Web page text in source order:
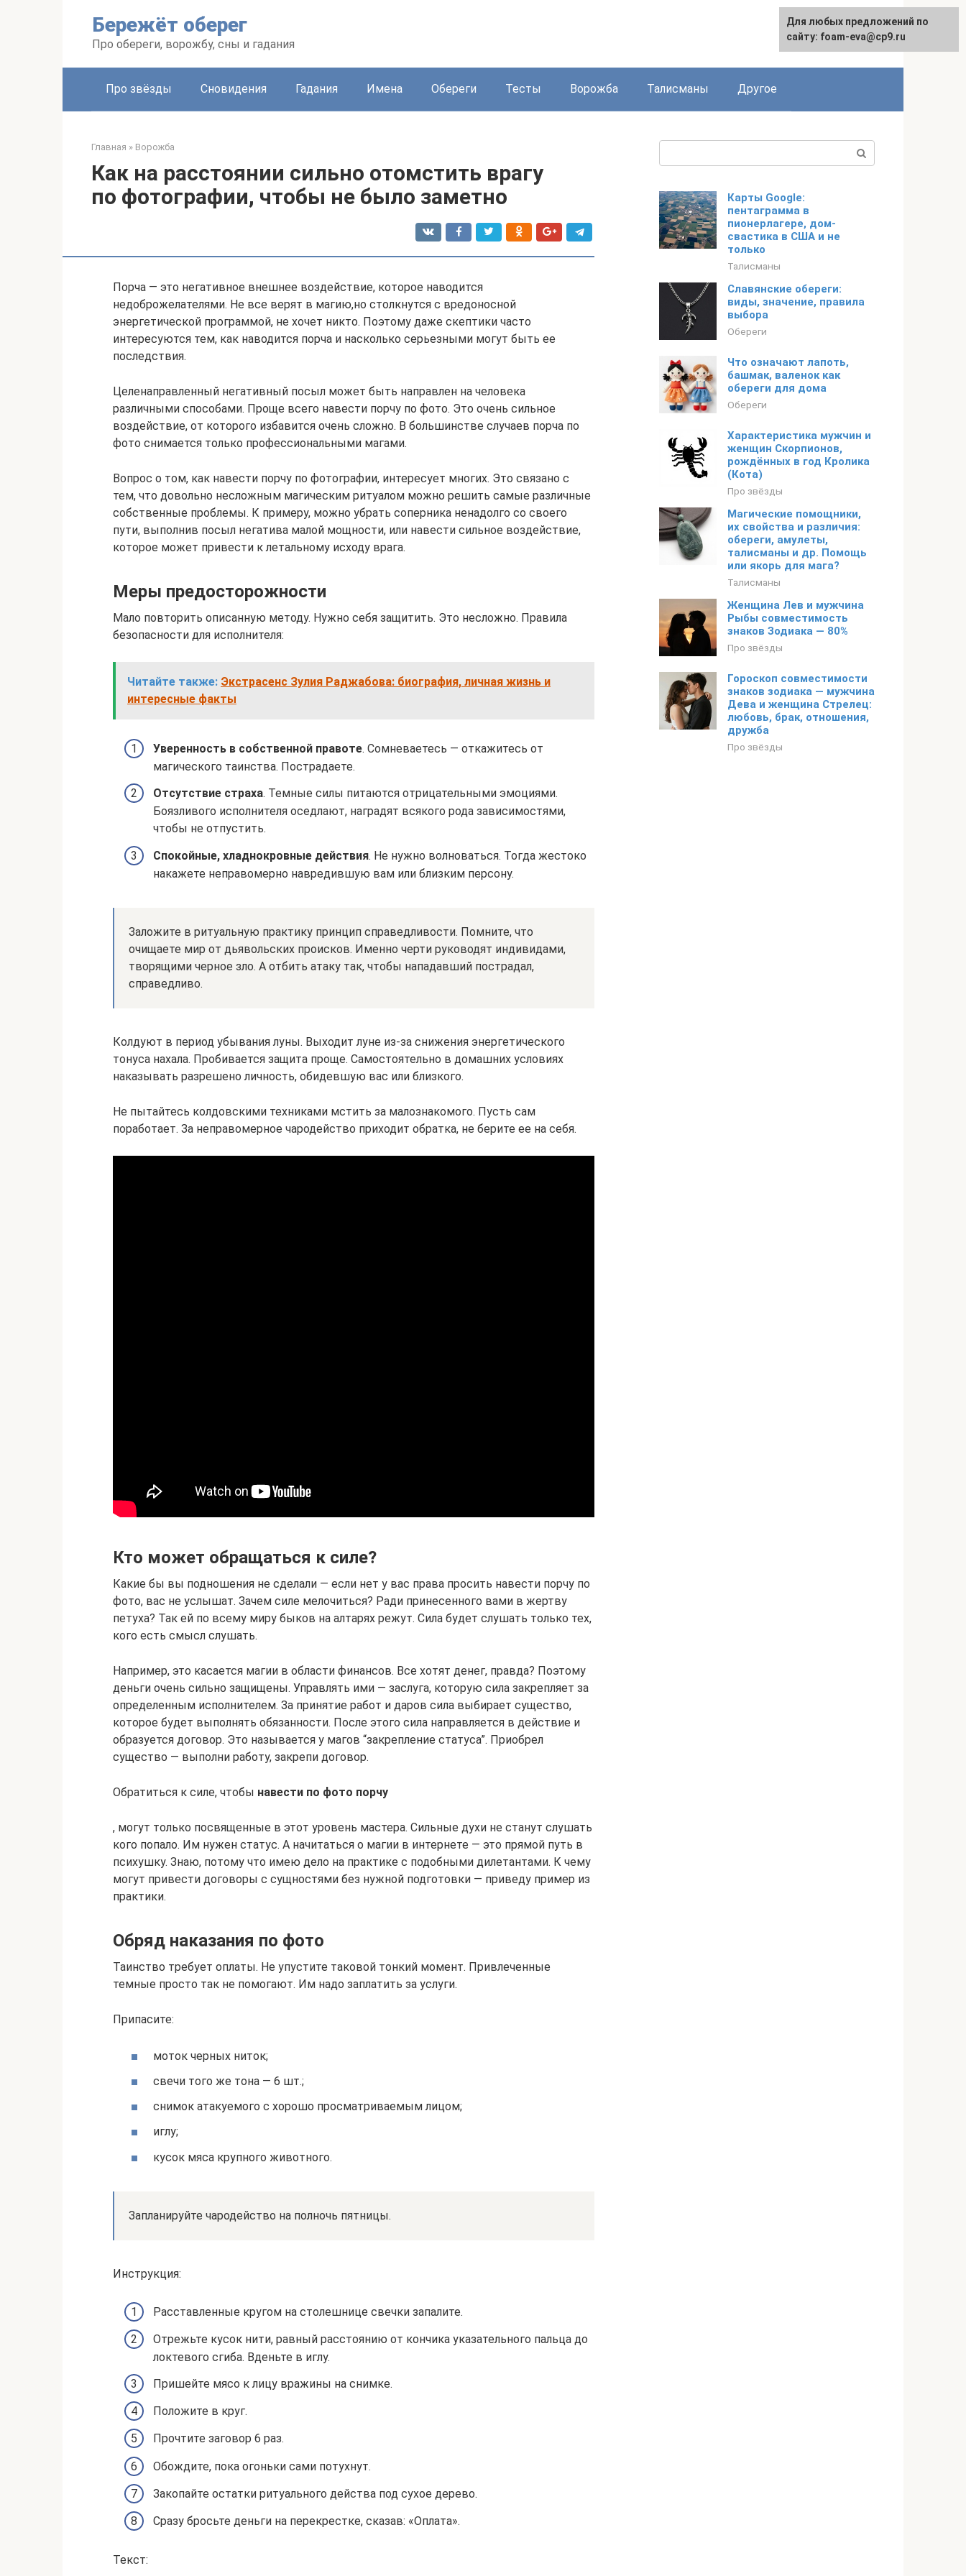
Бережёт оберег
Про обереги, ворожбу, сны и гадания
Про звёзды Сновидения Гадания Имена Обереги Тесты Ворожба Талисманы Другое
Главная » Ворожба
Как на расстоянии сильно отомстить врагу
по фотографии, чтобы не было заметно
Порча — это негативное внешнее воздействие, которое наводится
недоброжелателями. Не все верят в магию,но столкнутся с вредоносной
энергетической программой, не хочет никто. Поэтому даже скептики часто
интересуются тем, как наводится порча и насколько серьезными могут быть ее
последствия.
Целенаправленный негативный посыл может быть направлен на человека
различными способами. Проще всего навести порчу по фото. Это очень сильное
воздействие, от которого избавится очень сложно. В большинстве случаев порча по
фото снимается только профессиональными магами.
Вопрос о том, как навести порчу по фотографии, интересует многих. Это связано с
тем, что довольно несложным магическим ритуалом можно решить самые различные
собственные проблемы. К примеру, можно убрать соперника ненадолго со своего
пути, выполнив посыл негатива малой мощности, или навести сильное воздействие,
которое может привести к летальному исходу врага.
Меры предосторожности
Мало повторить описанную методу. Нужно себя защитить. Это несложно. Правила
безопасности для исполнителя:
Читайте также: Экстрасенс Зулия Раджабова: биография, личная жизнь и
интересные факты
Уверенность в собственной правоте. Сомневаетесь — откажитесь от
магического таинства. Пострадаете.
Отсутствие страха. Темные силы питаются отрицательными эмоциями.
Боязливого исполнителя оседлают, наградят всякого рода зависимостями,
чтобы не отпустить.
Спокойные, хладнокровные действия. Не нужно волноваться. Тогда жестоко
накажете неправомерно навредившую вам или близким персону.
Заложите в ритуальную практику принцип справедливости. Помните, что
очищаете мир от дьявольских происков. Именно черти руководят индивидами,
творящими черное зло. А отбить атаку так, чтобы нападавший пострадал,
справедливо.
Колдуют в период убывания луны. Выходит луне из-за снижения энергетического
тонуса нахала. Пробивается защита проще. Самостоятельно в домашних условиях
наказывать разрешено личность, обидевшую вас или близкого.
Не пытайтесь колдовскими техниками мстить за малознакомого. Пусть сам
поработает. За неправомерное чародейство приходит обратка, не берите ее на себя.
Кто может обращаться к силе?
Какие бы вы подношения не сделали — если нет у вас права просить навести порчу по
фото, вас не услышат. Зачем силе мелочиться? Ради принесенного вами в жертву
петуха? Так ей по всему миру быков на алтарях режут. Сила будет слушать только тех,
кого есть смысл слушать.
Например, это касается магии в области финансов. Все хотят денег, правда? Поэтому
деньги очень сильно защищены. Управлять ими — заслуга, которую сила закрепляет за
определенным исполнителем. За принятие работ и даров сила выбирает существо,
которое будет выполнять обязанности. После этого сила направляется в действие и
образуется договор. Это называется у магов “закрепление статуса”. Приобрел
существо — выполни работу, закрепи договор.
Обратиться к силе, чтобы навести по фото порчу
, могут только посвященные в этот уровень мастера. Сильные духи не станут слушать
кого попало. Им нужен статус. А начитаться о магии в интернете — это прямой путь в
психушку. Знаю, потому что имею дело на практике с подобными дилетантами. К чему
могут привести договоры с сущностями без нужной подготовки — приведу пример из
практики.
Обряд наказания по фото
Таинство требует оплаты. Не упустите таковой тонкий момент. Привлеченные
темные просто так не помогают. Им надо заплатить за услуги.
Припасите:
моток черных ниток;
свечи того же тона — 6 шт.;
снимок атакуемого с хорошо просматриваемым лицом;
иглу;
кусок мяса крупного животного.
Запланируйте чародейство на полночь пятницы.
Инструкция:
Расставленные кругом на столешнице свечки запалите.
Отрежьте кусок нити, равный расстоянию от кончика указательного пальца до
локтевого сгиба. Вденьте в иглу.
Пришейте мясо к лицу вражины на снимке.
Положите в круг.
Прочтите заговор 6 раз.
Обождите, пока огоньки сами потухнут.
Закопайте остатки ритуального действа под сухое дерево.
Сразу бросьте деньги на перекрестке, сказав: «Оплата».
Текст:
Карты Google:
пентаграмма в
пионерлагере, дом-
свастика в США и не
только
Талисманы
Славянские обереги:
виды, значение, правила
выбора
Обереги
Что означают лапоть,
башмак, валенок как
обереги для дома
Обереги
Характеристика мужчин и
женщин Скорпионов,
рождённых в год Кролика
(Кота)
Про звёзды
Магические помощники,
их свойства и различия:
обереги, амулеты,
талисманы и др. Помощь
или якорь для мага?
Талисманы
Женщина Лев и мужчина
Рыбы совместимость
знаков Зодиака — 80%
Про звёзды
Гороскоп совместимости
знаков зодиака — мужчина
Дева и женщина Стрелец:
любовь, брак, отношения,
дружба
Про звёзды
Для любых предложений по
сайту: foam-eva@cp9.ru